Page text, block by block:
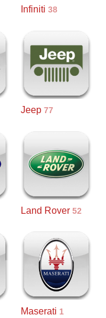
Infiniti 38
Jeep 77
Land Rover 52
Maserati 1